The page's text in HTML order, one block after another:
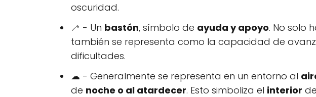
oscuridad.
🦯 - Un bastón, símbolo de ayuda y apoyo. No solo
también se representa como la capacidad de
dificultades.
☁ - Generalmente se representa en un entorno al
de noche o al atardecer. Esto simboliza el interior